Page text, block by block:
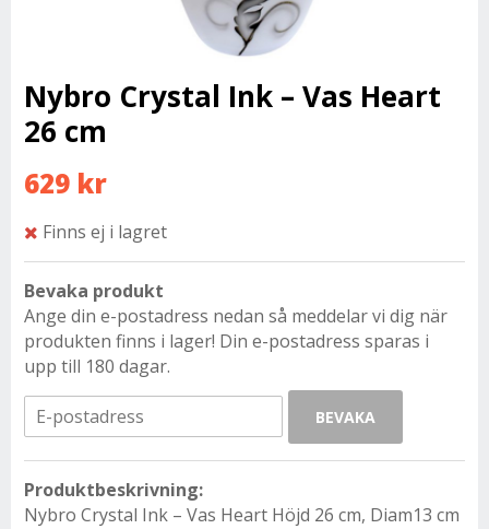
Nybro Crystal Ink – Vas Heart
26 cm
629 kr
Finns ej i lagret
Bevaka produkt
Ange din e-postadress nedan så meddelar vi dig när
produkten finns i lager! Din e-postadress sparas i
upp till 180 dagar.
BEVAKA
Produktbeskrivning:
Nybro Crystal Ink – Vas Heart Höjd 26 cm, Diam13 cm